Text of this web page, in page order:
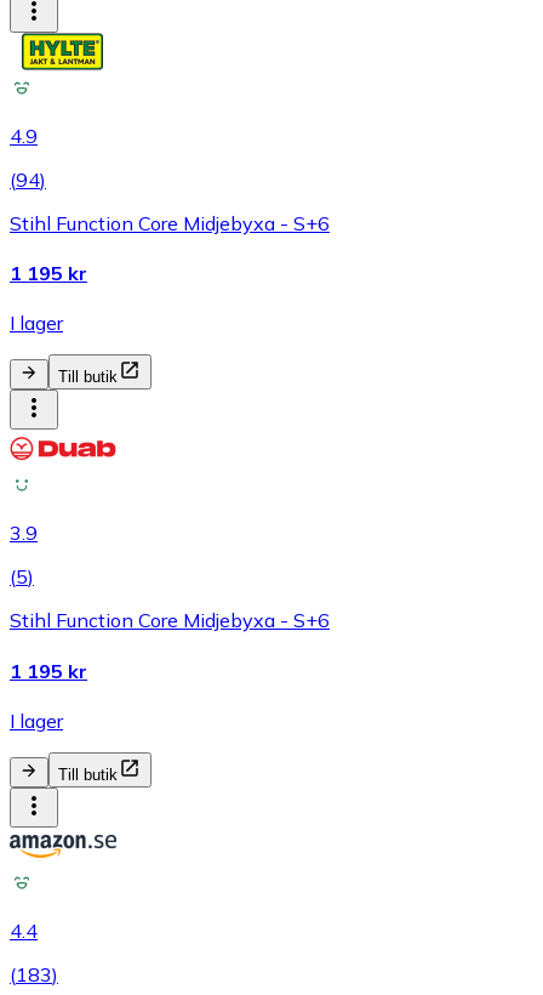
4.9
(94)
Stihl Function Core Midjebyxa - S+6
1 195 kr
I lager
Till butik
3.9
(5)
Stihl Function Core Midjebyxa - S+6
1 195 kr
I lager
Till butik
4.4
(183)